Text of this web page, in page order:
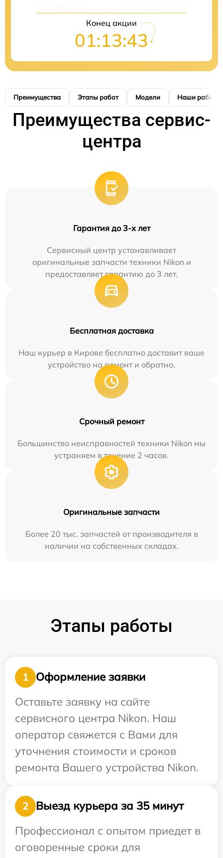
Конец акции
01:13:42
Преимущества Этапы работ Модели Наши работы
Преимущества сервис-
центра
Гарантия до 3-х лет
Сервисный центр устанавливает
оригинальные запчасти техники Nikon и
предоставляет гарантию до 3 лет.
Бесплатная доставка
Наш курьер в Кирове бесплатно доставит ваше
устройство на ремонт и обратно.
Срочный ремонт
Большинство неисправностей техники Nikon мы
устраняем в течение 2 часов.
Оригинальные запчасти
Более 20 тыс. запчастей от производителя в
наличии на собственных складах.
Этапы работы
1
Оформление заявки
Оставьте заявку на сайте
сервисного центра Nikon. Наш
оператор свяжется с Вами для
уточнения стоимости и сроков
ремонта Вашего устройства Nikon.
2
Выезд курьера за 35 минут
Профессионал с опытом приедет в
оговоренные сроки для